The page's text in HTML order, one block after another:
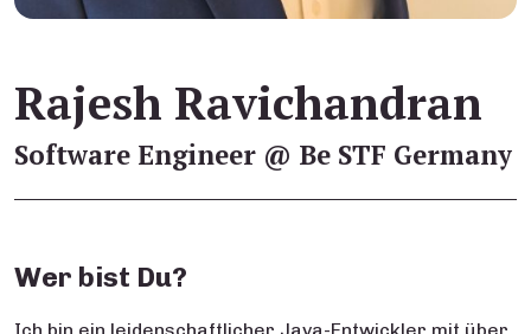
Rajesh Ravichandran
Software Engineer @ Be STF Germany
Wer bist Du?